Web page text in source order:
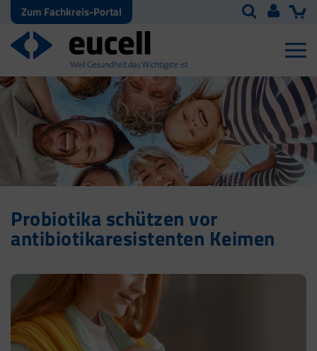
Zum Fachkreis-Portal
Probiotika schützen vor
antibiotikaresistenten Keimen